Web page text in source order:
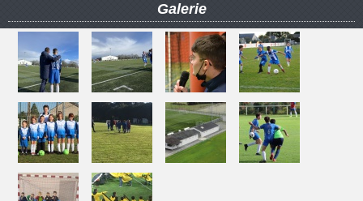
Galerie